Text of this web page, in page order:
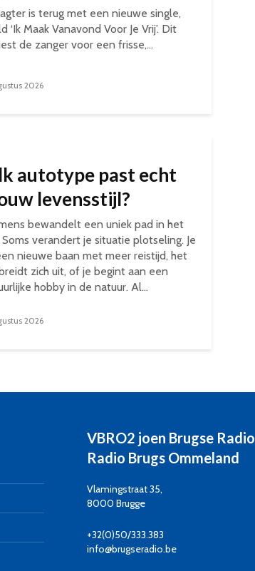
is terug met een nieuwe single,
‘Ik Maak Vanavond Voor Je Vrij’. Dit
de zanger voor een frisse,...
2026
autotype past echt
levensstijl?
bewandelt een uniek pad in het
verandert je situatie plotseling. Je
nieuwe baan met meer reistijd, het
zich uit, of je begint aan een
hobby in de natuur. Al...
2026
VBRO2 joen Brugse Radio
Radio Brugs Ommeland
Vlamingstraat 35,
8000 Brugge
+32(0)50/333.383
info@brugseradio.be